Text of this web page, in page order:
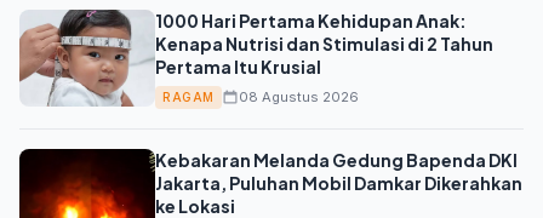
1000 Hari Pertama Kehidupan Anak:
Kenapa Nutrisi dan Stimulasi di 2 Tahun
Pertama Itu Krusial
RAGAM 08 Agustus 2026
Kebakaran Melanda Gedung Bapenda DKI
Jakarta, Puluhan Mobil Damkar Dikerahkan
ke Lokasi